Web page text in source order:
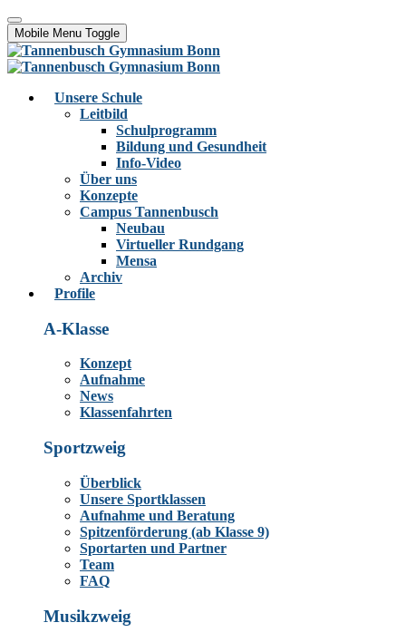
Mobile Menu Toggle
Unsere Schule
Leitbild
Schulprogramm
Bildung und Gesundheit
Info-Video
Über uns
Konzepte
Campus Tannenbusch
Neubau
Virtueller Rundgang
Mensa
Archiv
Profile
A-Klasse
Konzept
Aufnahme
News
Klassenfahrten
Sportzweig
Überblick
Unsere Sportklassen
Aufnahme und Beratung
Spitzenförderung (ab Klasse 9)
Sportarten und Partner
Team
FAQ
Musikzweig